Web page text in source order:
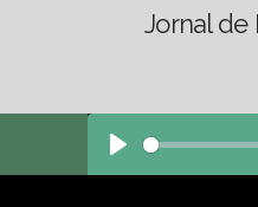
Jornal de
Play